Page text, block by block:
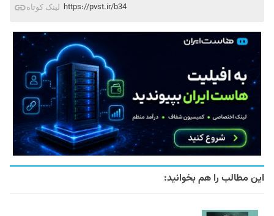
لینک کوتاه https://pvst.ir/b34
این مطالب را هم بخوانید: